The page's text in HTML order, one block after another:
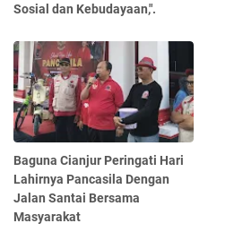
Sosial dan Kebudayaan,".
Baguna Cianjur Peringati Hari
Lahirnya Pancasila Dengan
Jalan Santai Bersama
Masyarakat